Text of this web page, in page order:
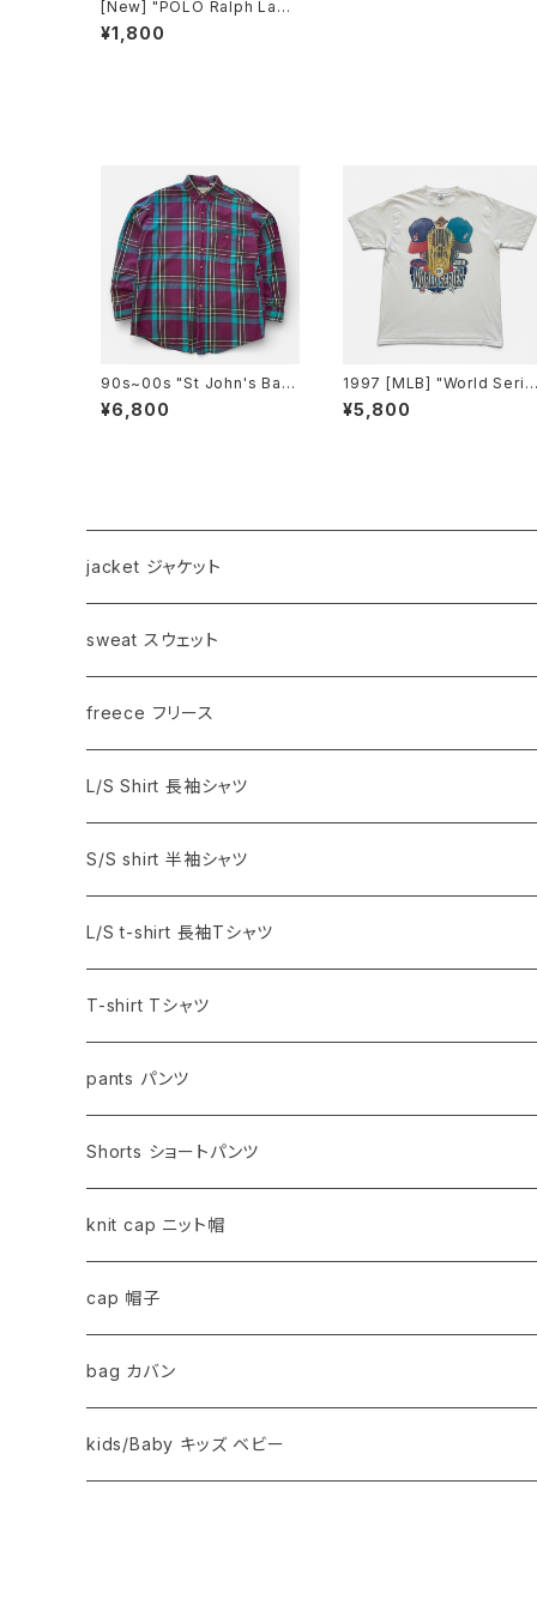
[New] "POLO Ralph Laur
en" POLO BEAR Rib Crew
Socks レディース ポロベア
¥1,800
90s~00s "St John's Bay"
L/S Flannel Shirt セントジ
ョンズベイフランネルシャツ
¥6,800
1997 [MLB] "World Serie
s Cleveland Indians vs Fl
orida Marlins" T-Shirt 19
¥5,800
jacket ジャケット
sweat スウェット
freece フリース
L/S Shirt 長袖シャツ
S/S shirt 半袖シャツ
L/S t-shirt 長袖Tシャツ
T-shirt Tシャツ
pants パンツ
Shorts ショートパンツ
knit cap ニット帽
cap 帽子
bag カバン
kids/Baby キッズ ベビー